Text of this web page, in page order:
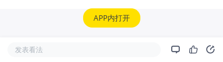
APP内打开
发表看法